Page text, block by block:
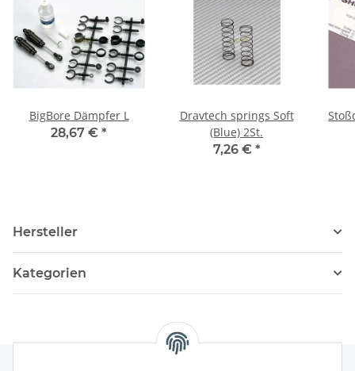
BigBore Dämpfer L
28,67 € *
Dravtech springs Soft
(Blue) 2St.
7,26 € *
Hersteller
Kategorien